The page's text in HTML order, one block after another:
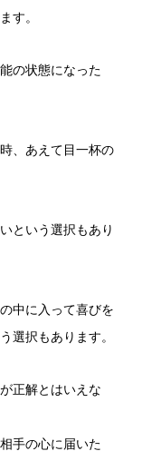
す。
の状態になった
、あえて目一杯の
という選択もあり
中に入って喜びを
選択もあります。
正解とはいえな
手の心に届いた